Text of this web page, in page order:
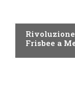
Frisbee a